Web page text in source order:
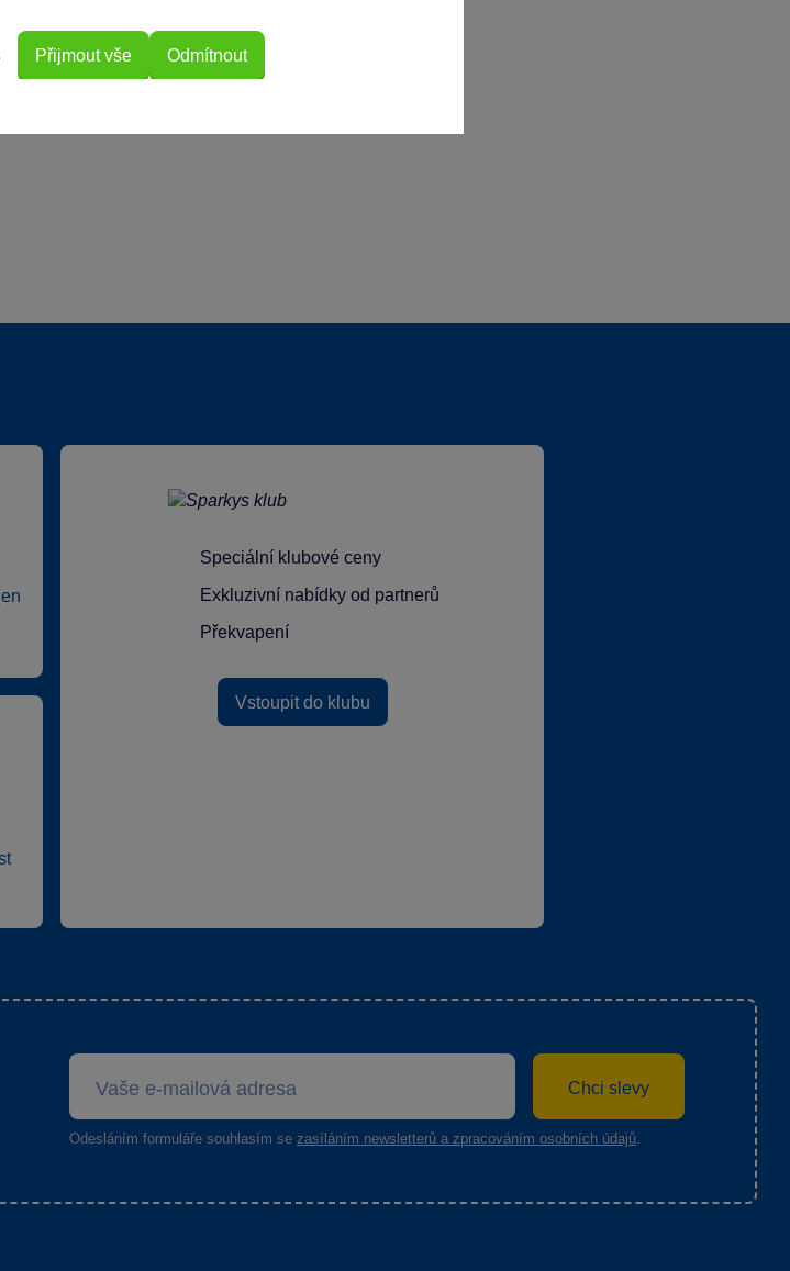
Speciální klubové ceny
Exkluzivní nabídky od partnerů
Překvapení
Vstoupit do klubu
Chci slevy
Odesláním formuláře souhlasím se zasíláním newsletterů a zpracováním osobních údajů.
Odmítnout
Přijmout vše